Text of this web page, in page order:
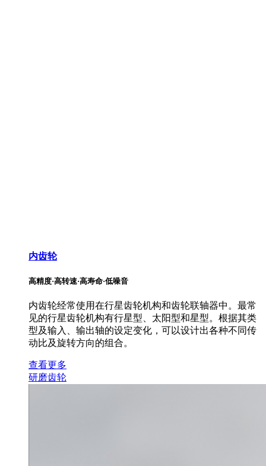
内齿轮
高精度·高转速·高寿命·低噪音
内齿轮经常使用在行星齿轮机构和齿轮联轴器中。最常
见的行星齿轮机构有行星型、太阳型和星型。根据其类
型及输入、输出轴的设定变化，可以设计出各种不同传
动比及旋转方向的组合。
查看更多
研磨齿轮